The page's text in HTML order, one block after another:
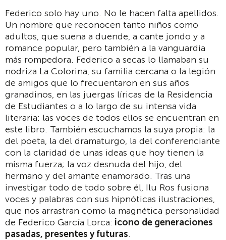
Federico solo hay uno. No le hacen falta apellidos.
Un nombre que reconocen tanto niños como
adultos, que suena a duende, a cante jondo y a
romance popular, pero también a la vanguardia
más rompedora. Federico a secas lo llamaban su
nodriza La Colorina, su familia cercana o la legión
de amigos que lo frecuentaron en sus años
granadinos, en las juergas líricas de la Residencia
de Estudiantes o a lo largo de su intensa vida
literaria: las voces de todos ellos se encuentran en
este libro. También escuchamos la suya propia: la
del poeta, la del dramaturgo, la del conferenciante
con la claridad de unas ideas que hoy tienen la
misma fuerza; la voz desnuda del hijo, del
hermano y del amante enamorado. Tras una
investigar todo de todo sobre él, Ilu Ros fusiona
voces y palabras con sus hipnóticas ilustraciones,
que nos arrastran como la magnética personalidad
de Federico García Lorca: icono de generaciones
pasadas, presentes y futuras.